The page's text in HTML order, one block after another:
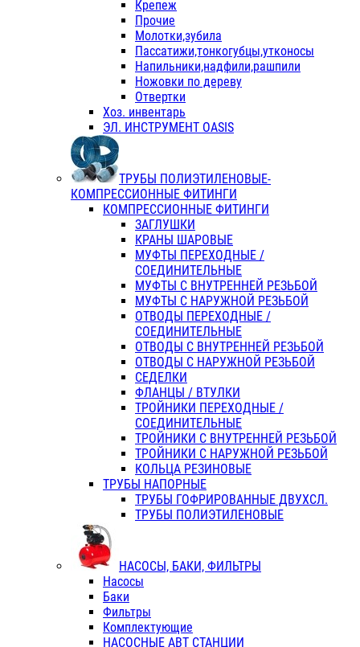
Крепеж
Прочие
Молотки,зубила
Пассатижи,тонкогубцы,утконосы
Напильники,надфили,рашпили
Ножовки по дереву
Отвертки
Хоз. инвентарь
ЭЛ. ИНСТРУМЕНТ OASIS
ТРУБЫ ПОЛИЭТИЛЕНОВЫЕ-
КОМПРЕССИОННЫЕ ФИТИНГИ
КОМПРЕССИОННЫЕ ФИТИНГИ
ЗАГЛУШКИ
КРАНЫ ШАРОВЫЕ
МУФТЫ ПЕРЕХОДНЫЕ /
СОЕДИНИТЕЛЬНЫЕ
МУФТЫ С ВНУТРЕННЕЙ РЕЗЬБОЙ
МУФТЫ С НАРУЖНОЙ РЕЗЬБОЙ
ОТВОДЫ ПЕРЕХОДНЫЕ /
СОЕДИНИТЕЛЬНЫЕ
ОТВОДЫ С ВНУТРЕННЕЙ РЕЗЬБОЙ
ОТВОДЫ С НАРУЖНОЙ РЕЗЬБОЙ
СЕДЕЛКИ
ФЛАНЦЫ / ВТУЛКИ
ТРОЙНИКИ ПЕРЕХОДНЫЕ /
СОЕДИНИТЕЛЬНЫЕ
ТРОЙНИКИ С ВНУТРЕННЕЙ РЕЗЬБОЙ
ТРОЙНИКИ С НАРУЖНОЙ РЕЗЬБОЙ
КОЛЬЦА РЕЗИНОВЫЕ
ТРУБЫ НАПОРНЫЕ
ТРУБЫ ГОФРИРОВАННЫЕ ДВУХСЛ.
ТРУБЫ ПОЛИЭТИЛЕНОВЫЕ
НАСОСЫ, БАКИ, ФИЛЬТРЫ
Насосы
Баки
Фильтры
Комплектующие
НАСОСНЫЕ АВТ СТАНЦИИ